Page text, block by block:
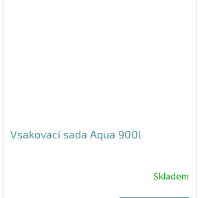
Vsakovací sada Aqua 900l
Skladem